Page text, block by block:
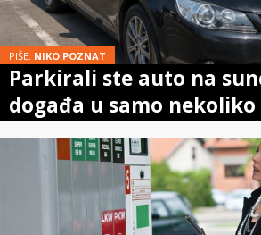
PIŠE: NIKO POZNAT
Parkirali ste auto na
događa u samo